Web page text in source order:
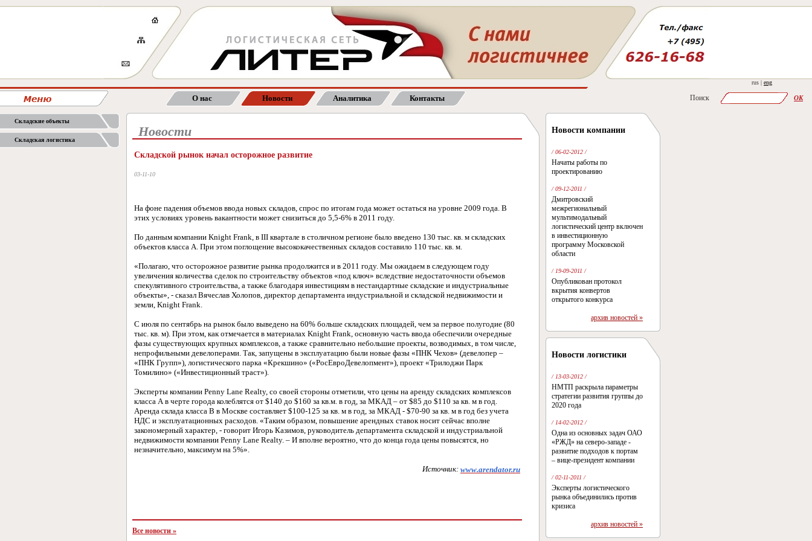
rus | eng
О нас Новости Аналитика Контакты Поиск OK
Складские объекты
Складская логистика
Новости
Складской рынок начал осторожное развитие
03-11-10
На фоне падения объемов ввода новых складов, спрос по итогам года может остаться на уровне 2009 года. В
этих условиях уровень вакантности может снизиться до 5,5-6% в 2011 году.
По данным компании Knight Frank, в III квартале в столичном регионе было введено 130 тыс. кв. м складских
объектов класса А. При этом поглощение высококачественных складов составило 110 тыс. кв. м.
«Полагаю, что осторожное развитие рынка продолжится и в 2011 году. Мы ожидаем в следующем году
увеличения количества сделок по строительству объектов «под ключ» вследствие недостаточности объемов
спекулятивного строительства, а также благодаря инвестициям в нестандартные складские и индустриальные
объекты», - сказал Вячеслав Холопов, директор департамента индустриальной и складской недвижимости и
земли, Knight Frank.
С июля по сентябрь на рынок было выведено на 60% больше складских площадей, чем за первое полугодие (80
тыс. кв. м). При этом, как отмечается в материалах Knight Frank, основную часть ввода обеспечили очередные
фазы существующих крупных комплексов, а также сравнительно небольшие проекты, возводимых, в том числе,
непрофильными девелоперами. Так, запущены в эксплуатацию были новые фазы «ПНК Чехов» (девелопер –
«ПНК Групп»), логистического парка «Крекшино» («РосЕвроДевелопмент»), проект «Трилоджи Парк
Томилино» («Инвестиционный траст»).
Эксперты компании Penny Lane Realty, со своей стороны отметили, что цены на аренду складских комплексов
класса А в черте города колеблятся от $140 до $160 за кв.м. в год, за МКАД – от $85 до $110 за кв. м в год.
Аренда склада класса В в Москве составляет $100-125 за кв. м в год, за МКАД - $70-90 за кв. м в год без учета
НДС и эксплуатационных расходов. «Таким образом, повышение арендных ставок носит сейчас вполне
закономерный характер, - говорит Игорь Казимов, руководитель департамента складской и индустриальной
недвижимости компании Penny Lane Realty. – И вполне вероятно, что до конца года цены повысятся, но
незначительно, максимум на 5%».
Источник: www.arendator.ru
Все новости »
Новости компании
/ 06-02-2012 /
Начаты работы по
проектированию
/ 09-12-2011 /
Дмитровский
межрегиональный
мультимодальный
логистический центр включен
в инвестиционную
программу Московской
области
/ 19-09-2011 /
Опубликован протокол
вкрытия конвертов
открытого конкурса
архив новостей »
Новости логистики
/ 13-03-2012 /
НМТП раскрыла параметры
стратегии развития группы до
2020 года
/ 14-02-2012 /
Одна из основных задач ОАО
«РЖД» на северо-западе -
развитие подходов к портам
– вице-президент компании
/ 02-11-2011 /
Эксперты логистического
рынка объединились против
кризиса
архив новостей »